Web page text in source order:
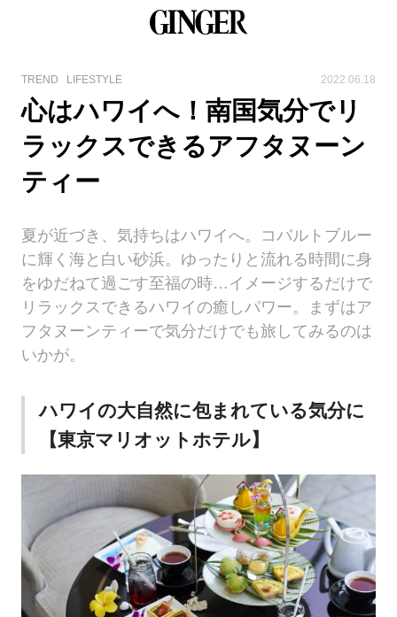
TREND LIFESTYLE 2022.06.18
心はハワイへ！南国気分でリ
ラックスできるアフタヌーン
ティー
夏が近づき、気持ちはハワイへ。コバルトブルー
に輝く海と白い砂浜。ゆったりと流れる時間に身
をゆだねて過ごす至福の時…イメージするだけで
リラックスできるハワイの癒しパワー。まずはア
フタヌーンティーで気分だけでも旅してみるのは
いかが。
ハワイの大自然に包まれている気分に
【東京マリオットホテル】